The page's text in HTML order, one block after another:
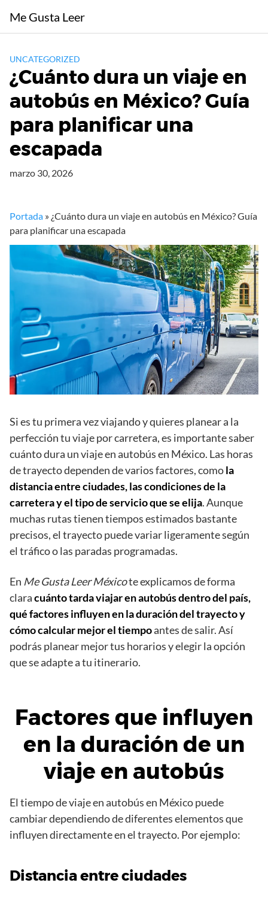
contenido
Me Gusta Leer
UNCATEGORIZED
¿Cuánto dura un viaje en
autobús en México? Guía
para planificar una
escapada
marzo 30, 2026
Portada » ¿Cuánto dura un viaje en autobús en México? Guía
para planificar una escapada
Si es tu primera vez viajando y quieres planear a la
perfección tu viaje por carretera, es importante saber
cuánto dura un viaje en autobús en México. Las horas
de trayecto dependen de varios factores, comola
distancia entre ciudades, las condiciones de la
carretera y el tipo de servicio que se elija. Aunque
muchas rutas tienen tiempos estimados bastante
precisos, el trayecto puede variar ligeramente según
el tráfico o las paradas programadas.
En Me Gusta Leer Méxicote explicamos de forma
claracuánto tarda viajar en autobús dentro del país,
qué factores influyen en la duración del trayecto y
cómo calcular mejor el tiempoantes de salir. Así
podrás planear mejor tus horarios y elegir la opción
que se adapte a tu itinerario.
Factores que influyen
en la duración de un
viaje en autobús
El tiempo de viaje en autobús en México puede
cambiar dependiendo de diferentes elementos que
influyen directamente en el trayecto. Por ejemplo:
Distancia entre ciudades